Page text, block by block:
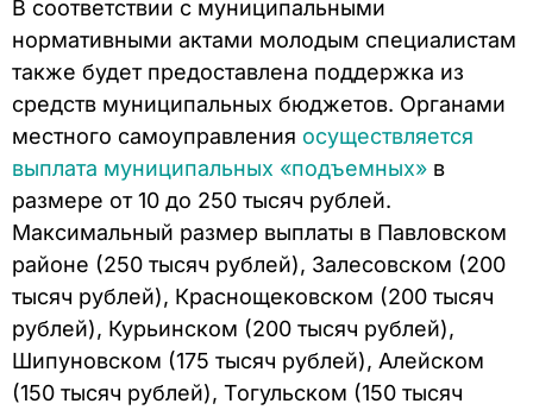
В соответствии с муниципальными
нормативными актами молодым специалистам
также будет предоставлена поддержка из
средств муниципальных бюджетов. Органами
местного самоуправления осуществляется
выплата муниципальных «подъемных» в
размере от 10 до 250 тысяч рублей.
Максимальный размер выплаты в Павловском
районе (250 тысяч рублей), Залесовском (200
тысяч рублей), Краснощековском (200 тысяч
рублей), Курьинском (200 тысяч рублей),
Шипуновском (175 тысяч рублей), Алейском
(150 тысяч рублей), Тогульском (150 тысяч